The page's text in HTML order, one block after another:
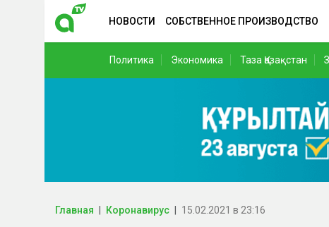
НОВОСТИ СОБСТВЕННОЕ ПРОИЗВОДСТВО
Политика Экономика Таза Қазақстан
Главная Коронавирус 15.02.2021 в 23:16